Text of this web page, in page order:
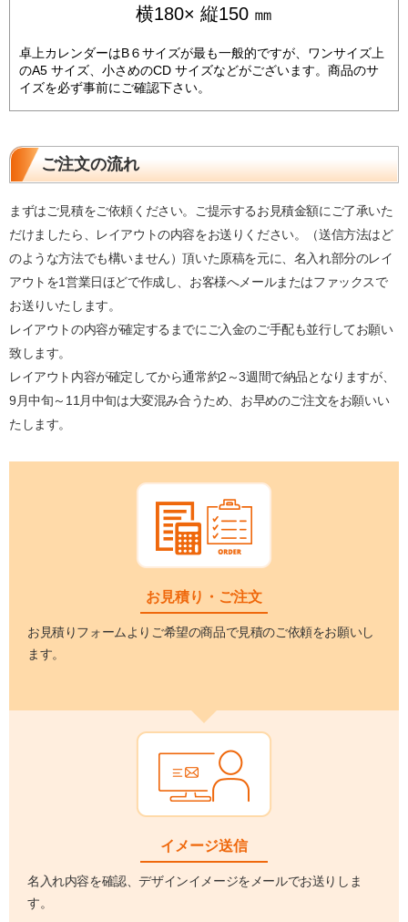
横180× 縦150 ㎜
卓上カレンダーはB６サイズが最も一般的ですが、ワンサイズ上
のA5 サイズ、小さめのCD サイズなどがございます。商品のサ
イズを必ず事前にご確認下さい。
ご注文の流れ
まずはご見積をご依頼ください。ご提示するお見積金額にご了承いた
だけましたら、レイアウトの内容をお送りください。（送信方法はど
のような方法でも構いません）頂いた原稿を元に、名入れ部分のレイ
アウトを1営業日ほどで作成し、お客様へメールまたはファックスで
お送りいたします。
レイアウトの内容が確定するまでにご入金のご手配も並行してお願い
致します。
レイアウト内容が確定してから通常約2～3週間で納品となりますが、
9月中旬～11月中旬は大変混み合うため、お早めのご注文をお願いい
たします。
お見積り・ご注文
お見積りフォームよりご希望の商品で見積のご依頼をお願いし
ます。
イメージ送信
名入れ内容を確認、デザインイメージをメールでお送りしま
す。